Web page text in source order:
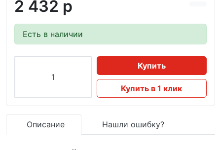
2 432 р
Есть в наличии
Купить
Купить в 1 клик
Описание Нашли ошибку?